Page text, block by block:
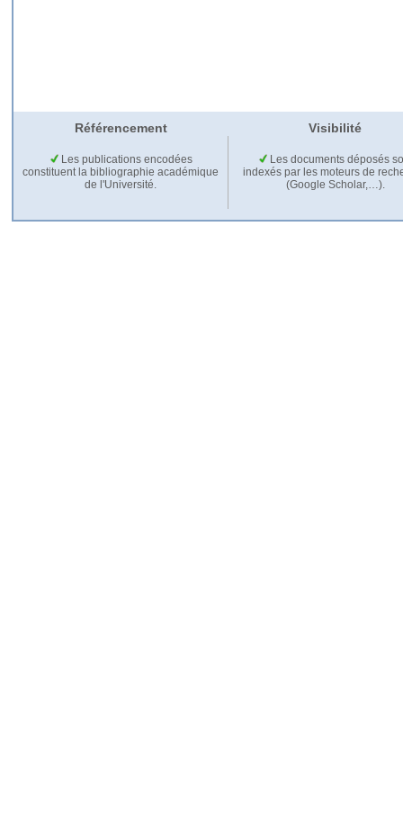
Référencement Visibilité
Les publications encodées
constituent la bibliographie académique
de l'Université.
Les documents déposés
indexés par les moteurs de
(Google Scholar,…).